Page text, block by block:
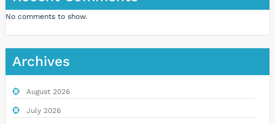
No comments to show.
Archives
August 2026
July 2026